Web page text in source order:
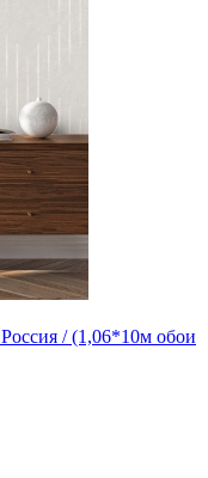
/ (1,06*10м обои